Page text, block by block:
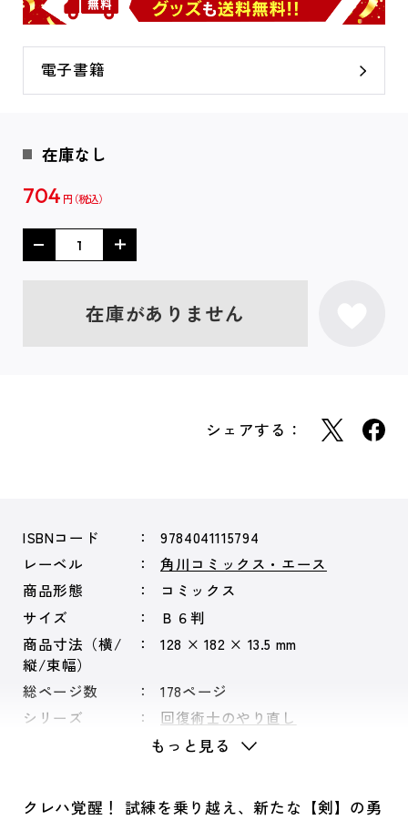
電子書籍
在庫なし
704 円
在庫がありません
シェアする：
ISBNコード
9784041115794
レーベル
角川コミックス・エース
商品形態
コミックス
サイズ
Ｂ６判
商品寸法（横/
縦/束幅）
128 × 182 × 13.5 mm
総ページ数
178ページ
シリーズ
回復術士のやり直し
もっと見る
クレハ覚醒！ 試練を乗り越え、新たな【剣】の勇